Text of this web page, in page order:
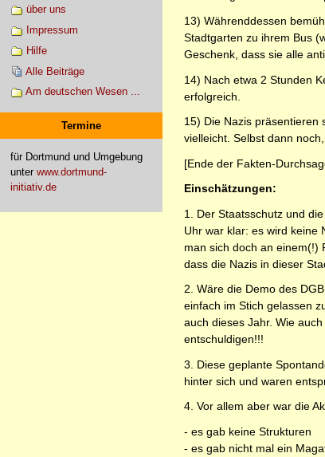
über uns
Impressum
Hilfe
Alle Beiträge
Am deutschen Wesen ...
Termine
für Dortmund und Umgebung
unter www.dortmund-
initiativ.de
13) Währenddessen
Stadtgarten zu ihrem Bus
Geschenk, dass sie alle
14) Nach etwa 2 Stunden
erfolgreich.
15) Die Nazis präsentieren
vielleicht. Selbst dann
[Ende der Fakten-
Einschätzungen:
1. Der Staatsschutz und
Uhr war klar: es wird keine
man sich doch an einem(!)
dass die Nazis in dieser
2. Wäre die Demo des
einfach im Stich gelassen
auch dieses Jahr. Wie
entschuldigen!!!
3. Diese geplante
hinter sich und waren
4. Vor allem aber war die
- es gab keine Strukturen
- es gab nicht mal ein